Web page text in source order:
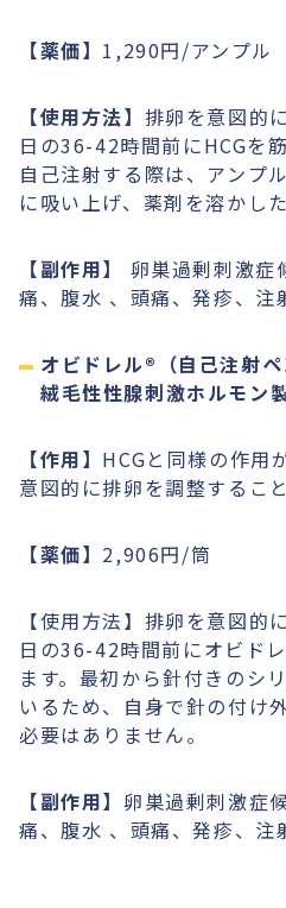
【薬価】 1,290円/アンプル
【使用方法】 排卵を意図的
日の36-42時間前にHCGを
自己注射する際は、アンプ
に吸い上げ、薬剤を溶かし
【副作用】 卵巣過剰刺激症
痛、腹水 、頭痛、発疹、注
オビドレル®︎（自己注射
絨毛性性腺刺激ホルモン
【作用】 HCGと同様の作用
意図的に排卵を調整するこ
【薬価】 2,906円/筒
【使用方法】排卵を意図的
日の36-42時間前にオビド
ます。最初から針付きのシ
いるため、自身で針の付け
必要はありません。
【副作用】 卵巣過剰刺激症
痛、腹水 、頭痛、発疹、注